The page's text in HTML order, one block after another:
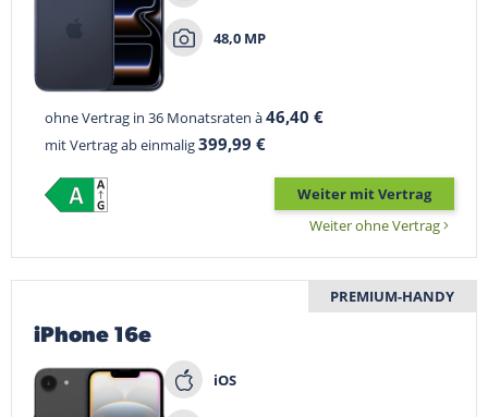
48,0 MP
ohne Vertrag in 36 Monatsraten à46,40 €
mit Vertrag ab einmalig399,99 €
Weiter mit Vertrag
Weiter ohne Vertrag
PREMIUM-HANDY
iPhone 16e
iOS